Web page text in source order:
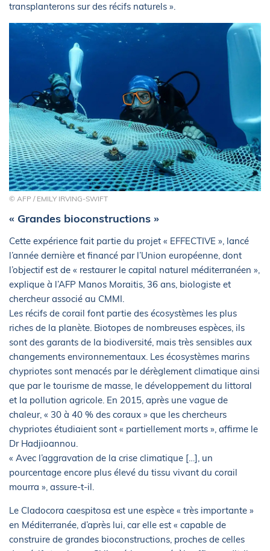
transplanterons sur des récifs naturels ».
© AFP / EMILY IRVING-SWIFT
« Grandes bioconstructions »
Cette expérience fait partie du projet « EFFECTIVE », lancé
l’année dernière et financé par l’Union européenne, dont
l’objectif est de « restaurer le capital naturel méditerranéen »,
explique à l’AFP Manos Moraitis, 36 ans, biologiste et
chercheur associé au CMMI.
Les récifs de corail font partie des écosystèmes les plus
riches de la planète. Biotopes de nombreuses espèces, ils
sont des garants de la biodiversité, mais très sensibles aux
changements environnementaux. Les écosystèmes marins
chypriotes sont menacés par le dérèglement climatique ainsi
que par le tourisme de masse, le développement du littoral
et la pollution agricole. En 2015, après une vague de
chaleur, « 30 à 40 % des coraux » que les chercheurs
chypriotes étudiaient sont « partiellement morts », affirme le
Dr Hadjioannou.
« Avec l’aggravation de la crise climatique […], un
pourcentage encore plus élevé du tissu vivant du corail
mourra », assure-t-il.
Le Cladocora caespitosa est une espèce « très importante »
en Méditerranée, d’après lui, car elle est « capable de
construire de grandes bioconstructions, proches de celles